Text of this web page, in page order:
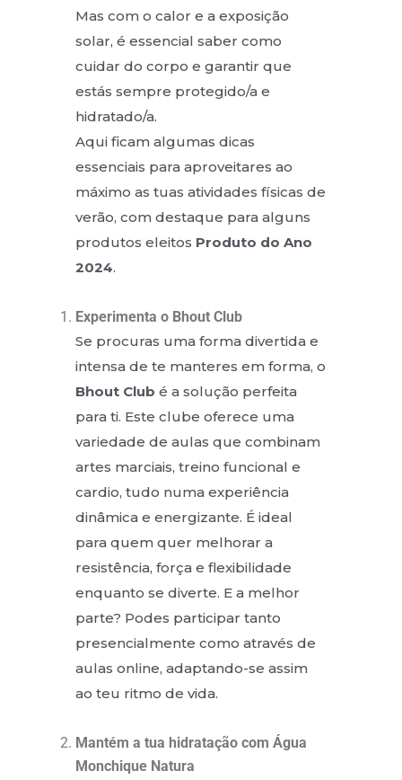
Mas com o calor e a exposição
solar, é essencial saber como
cuidar do corpo e garantir que
estás sempre protegido/a e
hidratado/a.
Aqui ficam algumas dicas
essenciais para aproveitares ao
máximo as tuas atividades físicas de
verão, com destaque para alguns
produtos eleitos Produto do Ano
2024.
Experimenta o Bhout Club
Se procuras uma forma divertida e
intensa de te manteres em forma, o
Bhout Club é a solução perfeita
para ti. Este clube oferece uma
variedade de aulas que combinam
artes marciais, treino funcional e
cardio, tudo numa experiência
dinâmica e energizante. É ideal
para quem quer melhorar a
resistência, força e flexibilidade
enquanto se diverte. E a melhor
parte? Podes participar tanto
presencialmente como através de
aulas online, adaptando-se assim
ao teu ritmo de vida.
Mantém a tua hidratação com Água
Monchique Natura